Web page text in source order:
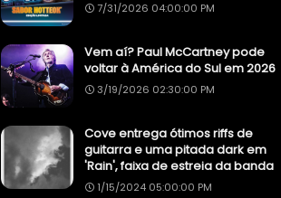
7/31/2026 04:00:00 PM
Vem aí? Paul McCartney pode
voltar à América do Sul em 2026
3/19/2026 02:30:00 PM
Cove entrega ótimos riffs de
guitarra e uma pitada dark em
'Rain', faixa de estreia da banda
1/15/2024 05:00:00 PM